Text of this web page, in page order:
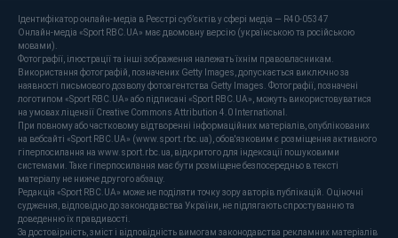
Ідентифікатор онлайн-медіа в Реєстрі суб’єктів у сфері медіа — R40-05347
Онлайн-медіа «Sport RBC.UA» має двомовну версію (українською та російською
мовами).
Фотографії, ілюстрації та інші зображення належать їхнім правовласникам.
Використання фотографій, позначених Getty Images, допускається виключно за
наявності письмового дозволу фотоагентства Getty Images. Фотографії, позначені
логотипом «Sport RBC.UA» або підписані «Sport RBC.UA», можуть використовуватися
на умовах ліцензії Creative Commons Attribution 4.0 International.
При повному або частковому відтворенні інформаційних матеріалів, опублікованих
на вебсайті «Sport RBC.UA» (www.sport.rbc.ua), обов'язковим є розміщення активного
гіперпосилання на www.sport.rbc.ua, відкритого для індексації пошуковими
системами. Таке гіперпосилання має бути розміщене безпосередньо в тексті
матеріалу не нижче другого абзацу.
Редакція «Sport RBC.UA» може не поділяти точку зору авторів публікацій. Оціночні
судження, відповідно до законодавства України, не підлягають спростуванню та
доведенню їх правдивості.
За достовірність, зміст і відповідність вимогам законодавства рекламних матеріалів